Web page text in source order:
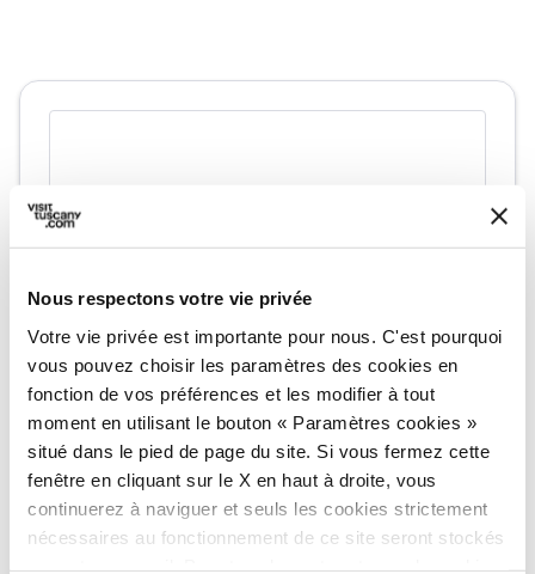
Nous respectons votre vie privée
Votre vie privée est importante pour nous. C'est pourquoi
vous pouvez choisir les paramètres des cookies en
fonction de vos préférences et les modifier à tout
moment en utilisant le bouton « Paramètres cookies »
situé dans le pied de page du site. Si vous fermez cette
fenêtre en cliquant sur le X en haut à droite, vous
continuerez à naviguer et seuls les cookies strictement
nécessaires au fonctionnement de ce site seront stockés
directions Directions
Informations
home Où